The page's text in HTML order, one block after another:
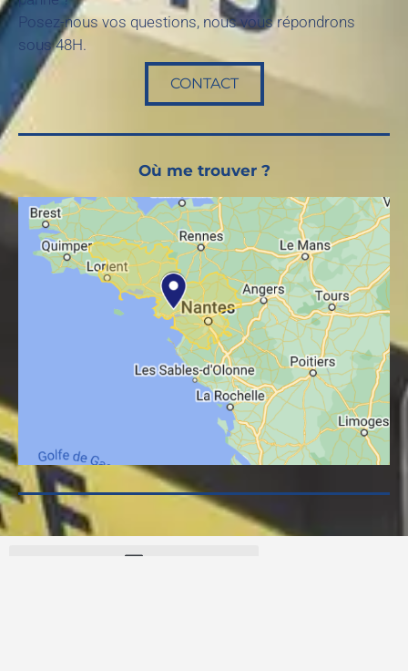
Posez-nous vos questions, nous vous répondrons
sous 48H.
CONTACT
Où me trouver ?